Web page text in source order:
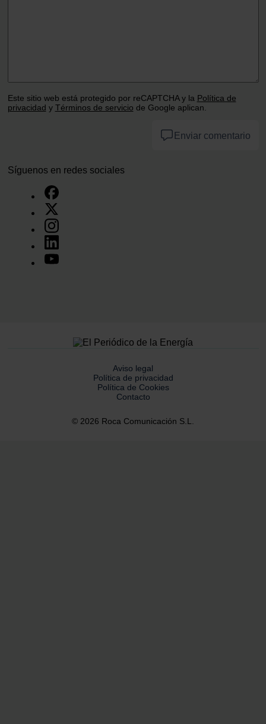
Este sitio web está protegido por reCAPTCHA y la Política de
privacidad y Términos de servicio de Google aplican.
Enviar comentario
Síguenos en redes sociales
Aviso legal
Política de privacidad
Política de Cookies
Contacto
© 2026 Roca Comunicación S.L.